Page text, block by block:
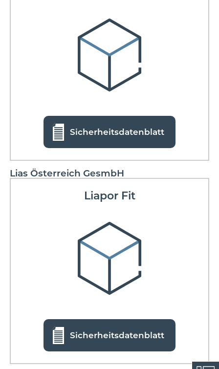
Sicherheitsdatenblatt
Lias Österreich GesmbH
Liapor Fit
Sicherheitsdatenblatt